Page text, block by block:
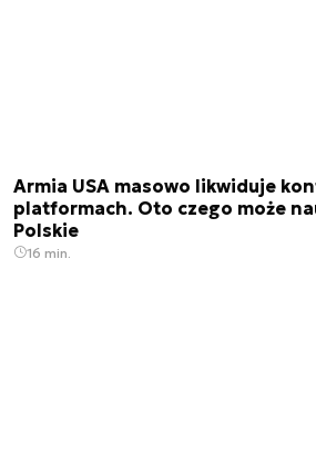
Armia USA masowo likwiduje
platformach. Oto czego może
Polskie
16 min.